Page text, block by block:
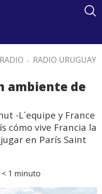
RADIO . RADIO URUGUAY
ambiente de
-L´equipe y France
cómo vive Francia la
en París Saint
< 1 minuto